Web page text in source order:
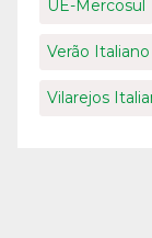
UE-Mercosul
Verão Italiano
Vilarejos